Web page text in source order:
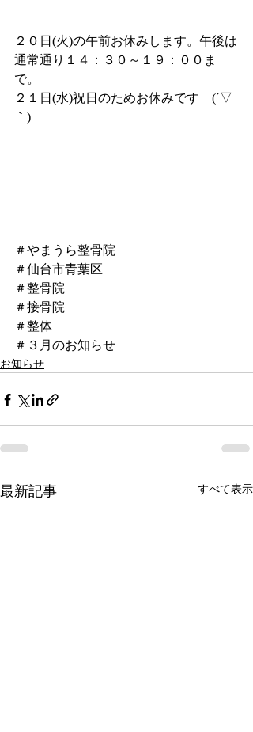
２０日(火)の午前お休みします。午後は
通常通り１４：３０～１９：００ま
で。
２１日(水)祝日のためお休みです　(´▽
｀)
＃やまうら整骨院
＃仙台市青葉区
＃整骨院
＃接骨院
＃整体
＃３月のお知らせ
お知らせ
最新記事 すべて表示